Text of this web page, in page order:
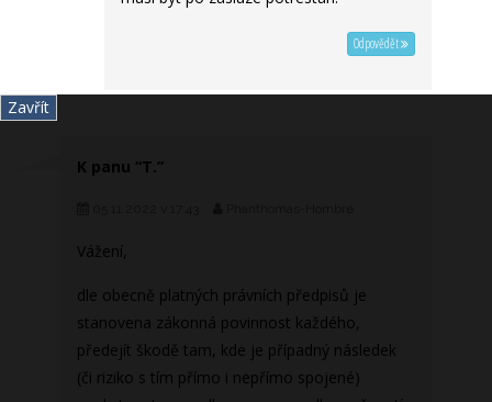
Zavřít
Odpovědět
K panu “T.”
Vážení,
dle obecně platných právních předpisů je
stanovena zákonná povinnost každého,
předejít škodě tam, kde je případný následek
(či riziko s tím přímo i nepřímo spojené)